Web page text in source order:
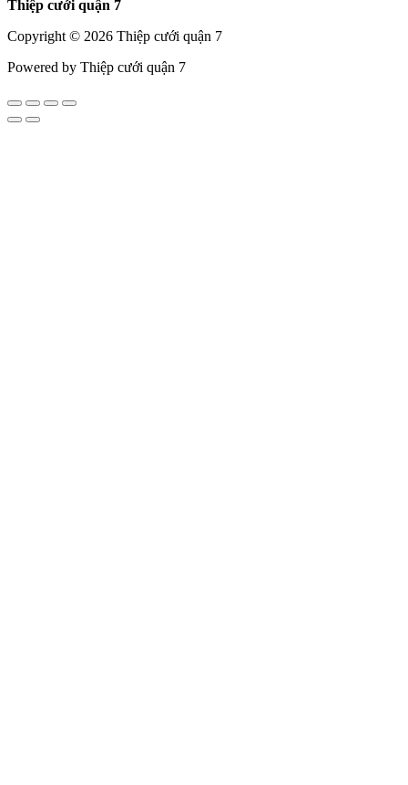
Thiệp cưới quận 7
Copyright © 2026 Thiệp cưới quận 7
Powered by Thiệp cưới quận 7